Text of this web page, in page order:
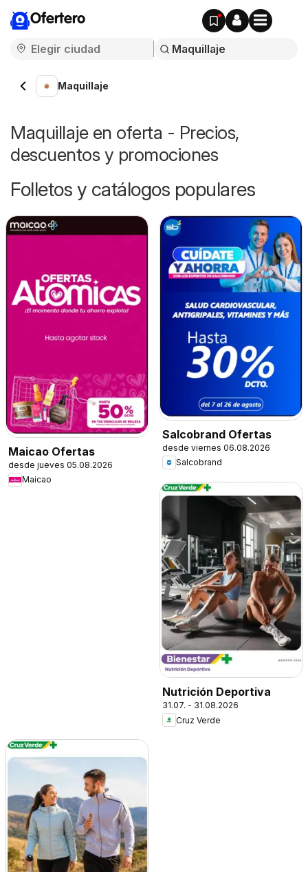
Ofertero
Maquillaje
Maquillaje en oferta - Precios,
descuentos y promociones
Folletos y catálogos populares
Maicao Ofertas
desde jueves 05.08.2026
Maicao
Salcobrand Ofertas
desde viernes 06.08.2026
Salcobrand
Nutrición Deportiva
31.07. - 31.08.2026
Cruz Verde